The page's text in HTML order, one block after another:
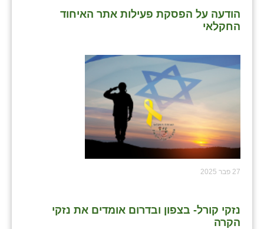
הודעה על הפסקת פעילות אתר האיחוד
החקלאי
27 פבר 2025
נזקי קורל- בצפון ובדרום אומדים את נזקי
הקרה
שדה ורבורג
שדמה
בוסתן הגליל